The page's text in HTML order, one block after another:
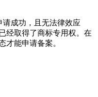
成功，且无法律效应
经取得了商标专用权。在
才能申请备案。